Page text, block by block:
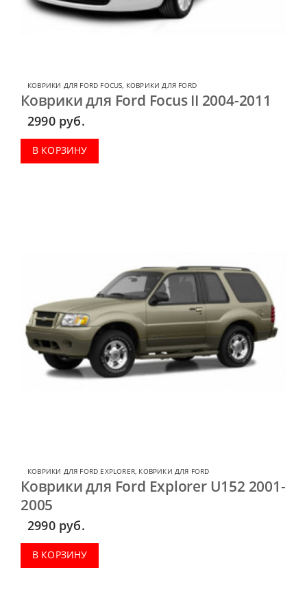
КОВРИКИ ДЛЯ FORD FOCUS КОВРИКИ ДЛЯ FORD
Коврики для Ford Focus II 2004-2011
2990 руб.
В КОРЗИНУ
КОВРИКИ ДЛЯ FORD EXPLORER, КОВРИКИ ДЛЯ FORD
Коврики для Ford Explorer U152 2001-
2005
2990 руб.
В КОРЗИНУ